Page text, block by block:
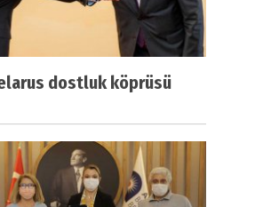
dostluk köprüsü